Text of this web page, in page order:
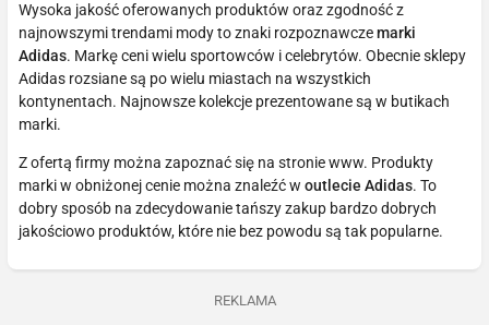
Wysoka jakość oferowanych produktów oraz zgodność z
najnowszymi trendami mody to znaki rozpoznawczemarki
Adidas. Markę ceni wielu sportowców i celebrytów. Obecnie sklepy
Adidas rozsiane są po wielu miastach na wszystkich
kontynentach. Najnowsze kolekcje prezentowane są w butikach
marki.
Z ofertą firmy można zapoznać się na stronie www. Produkty
marki w obniżonej cenie można znaleźć w outlecie Adidas. To
dobry sposób na zdecydowanie tańszy zakup bardzo dobrych
jakościowo produktów, które nie bez powodu są tak popularne.
REKLAMA